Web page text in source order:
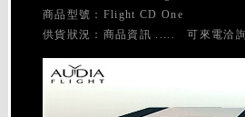
商品型號：Flight CD One